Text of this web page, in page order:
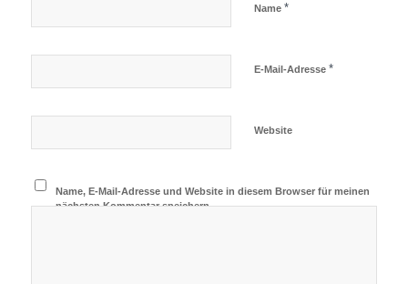
Name *
E-Mail-Adresse *
Website
Name, E-Mail-Adresse und Website in diesem Browser für meinen
nächsten Kommentar speichern.